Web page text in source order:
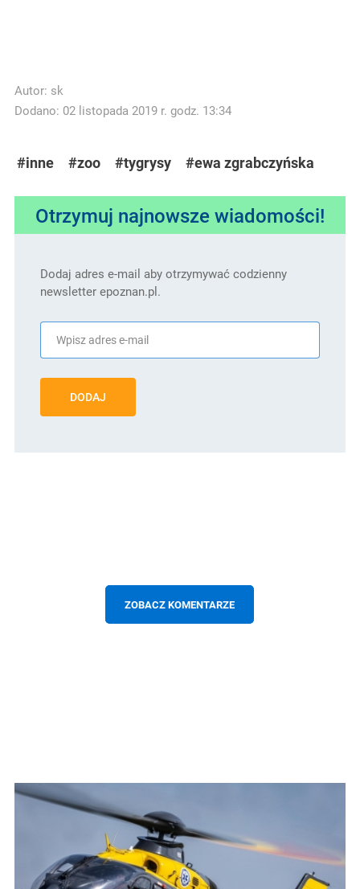
Autor: sk
Dodano: 02 listopada 2019 r. godz. 13:34
#inne #zoo #tygrysy #ewa zgrabczyńska
Otrzymuj najnowsze wiadomości!
Dodaj adres e-mail aby otrzymywać codzienny
newsletter epoznan.pl.
DODAJ
ZOBACZ KOMENTARZE